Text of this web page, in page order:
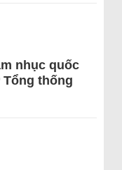
nhục quốc
thống